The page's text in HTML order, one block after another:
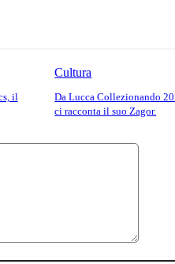
il
Cultura
Da Lucca Collezionando
ci racconta il suo Zagor.